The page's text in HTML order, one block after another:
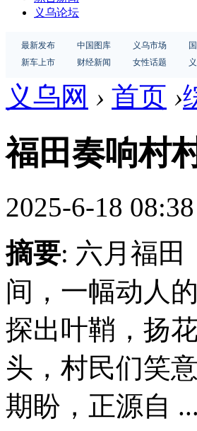
义乌论坛
最新发布 中国图库 义乌市场
新车上市
财经新闻 女性话题
义乌网 › 首页 ›
福田奏响村
2025-6-18 08:38
摘要: 六月福田
间，一幅动人
探出叶鞘，扬
头，村民们笑
期盼，正源自 ...